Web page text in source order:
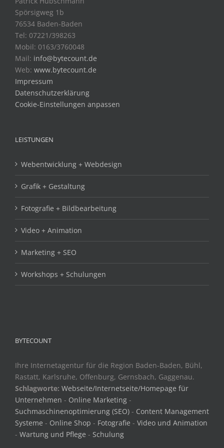
Spörsigweg 1b
76534 Baden-Baden
Tel: 07221/398263
Mobil: 0163/3760048
Mail: info@bytecount.de
Web: www.bytecount.de
Impressum
Datenschutzerklärung
Cookie-Einstellungen anpassen
LEISTUNGEN
Webentwicklung + Webdesign
Grafik + Gestaltung
Fotografie + Bildbearbeitung
Video + Animation
Marketing + SEO
Workshops + Schulungen
BYTECOUNT
Ihre Internetagentur für die Region Baden-Baden, Bühl,
Rastatt, Karlsruhe, Offenburg, Gernsbach, Gaggenau.
Schlagworte: Webseite/Internetseite/Homepage für
Unternehmen - Online Marketing -
Suchmaschinenoptimierung (SEO) - Content Management
Systeme - Online Shop - Fotografie - Video und Animation
- Wartung und Pflege - Schulung